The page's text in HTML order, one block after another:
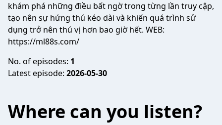
khám phá những điều bất ngờ trong từng lần truy cập,
tạo nên sự hứng thú kéo dài và khiến quá trình sử
dụng trở nên thú vị hơn bao giờ hết. WEB:
https://ml88s.com/
No. of episodes: 1
Latest episode: 2026-05-30
Where can you listen?